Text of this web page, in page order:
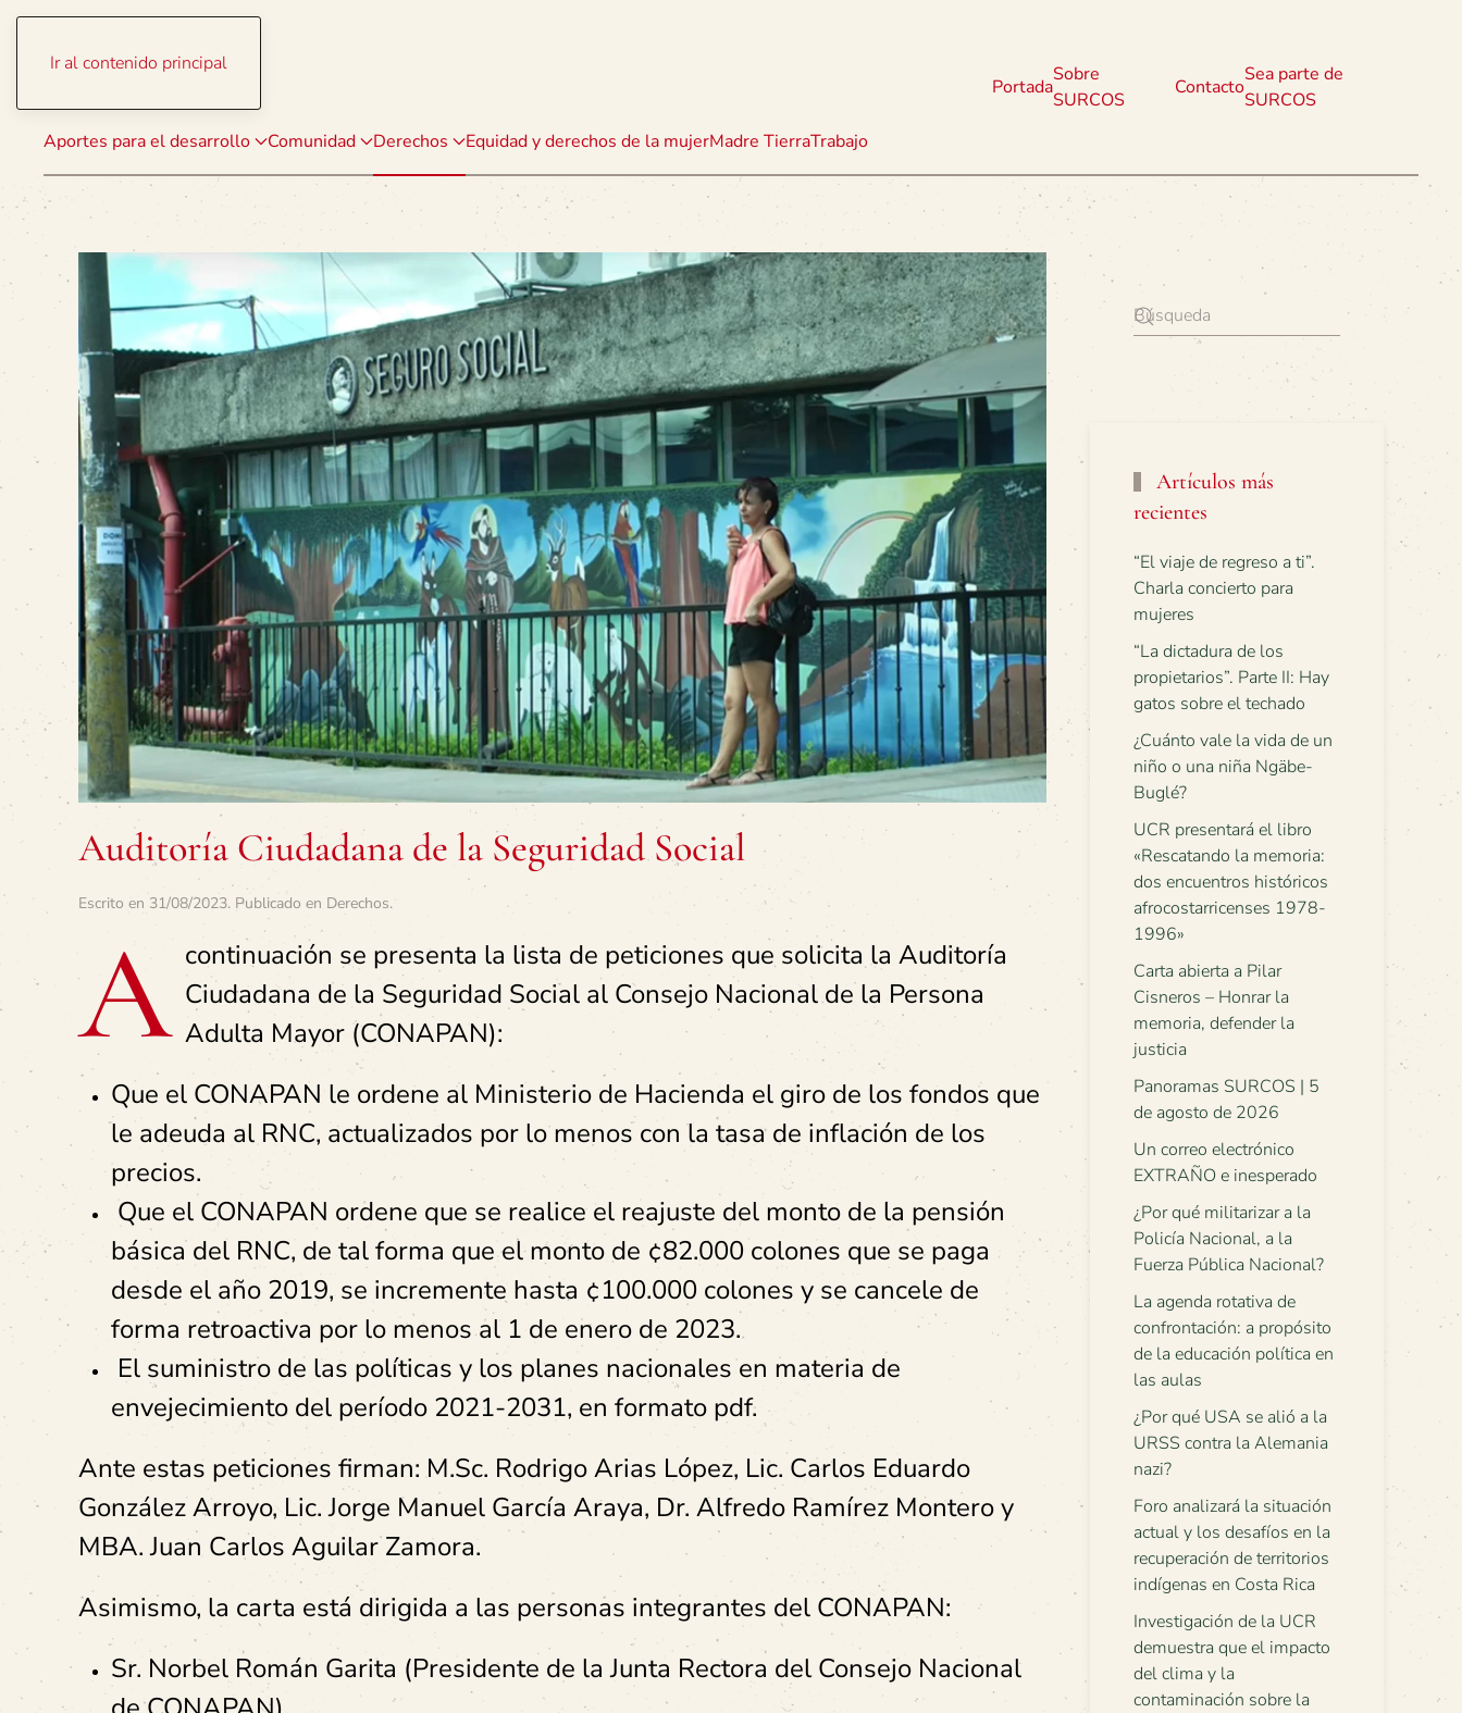
Ir al contenido principal
Aportes para el desarrollo Comunidad Derechos Equidad y derechos de la mujerMadre TierraTrabajo
Portada
Sobre
SURCOS
Contacto
Sea parte de
SURCOS
Auditoría Ciudadana de la Seguridad Social
Escrito en 31/08/2023. Publicado en Derechos.
A continuación se presenta la lista de peticiones que solicita la Auditoría
Ciudadana de la Seguridad Social al Consejo Nacional de la Persona
Adulta Mayor (CONAPAN):
Que el CONAPAN le ordene al Ministerio de Hacienda el giro de los fondos que
le adeuda al RNC, actualizados por lo menos con la tasa de inflación de los
precios.
Que el CONAPAN ordene que se realice el reajuste del monto de la pensión
básica del RNC, de tal forma que el monto de ¢82.000 colones que se paga
desde el año 2019, se incremente hasta ¢100.000 colones y se cancele de
forma retroactiva por lo menos al 1 de enero de 2023.
El suministro de las políticas y los planes nacionales en materia de
envejecimiento del período 2021-2031, en formato pdf.
Ante estas peticiones firman: M.Sc. Rodrigo Arias López, Lic. Carlos Eduardo
González Arroyo, Lic. Jorge Manuel García Araya, Dr. Alfredo Ramírez Montero y
MBA. Juan Carlos Aguilar Zamora.
Asimismo, la carta está dirigida a las personas integrantes del CONAPAN:
Sr. Norbel Román Garita (Presidente de la Junta Rectora del Consejo Nacional
Artículos más
recientes
“El viaje de regreso a ti”.
Charla concierto para
mujeres
“La dictadura de los
propietarios”. Parte II: Hay
gatos sobre el techado
¿Cuánto vale la vida de un
niño o una niña Ngäbe-
Buglé?
UCR presentará el libro
«Rescatando la memoria:
dos encuentros históricos
afrocostarricenses 1978-
1996»
Carta abierta a Pilar
Cisneros – Honrar la
memoria, defender la
justicia
Panoramas SURCOS | 5
de agosto de 2026
Un correo electrónico
EXTRAÑO e inesperado
¿Por qué militarizar a la
Policía Nacional, a la
Fuerza Pública Nacional?
La agenda rotativa de
confrontación: a propósito
de la educación política en
las aulas
¿Por qué USA se alió a la
URSS contra la Alemania
nazi?
Foro analizará la situación
actual y los desafíos en la
recuperación de territorios
indígenas en Costa Rica
Investigación de la UCR
demuestra que el impacto
del clima y la
contaminación sobre la